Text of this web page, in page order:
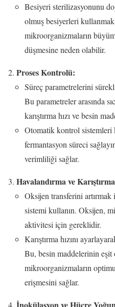
Besiyeri sterilizasyonunu
olmuş besiyerleri
mikroorganizmaların
düşmesine neden olabilir.
Proses Kontrolü:
Süreç parametrelerini
Bu parametreler arasında
karıştırma hızı ve besin
Otomatik kontrol
fermantasyon süreci
verimliliği sağlar.
Havalandırma ve
Oksijen transferini
sistemi kullanın. Oksijen,
aktivitesi için gereklidir.
Karıştırma hızını
Bu, besin maddelerinin eşit
mikroorganizmaların
erişmesini sağlar.
İnokülasyon ve Hücre